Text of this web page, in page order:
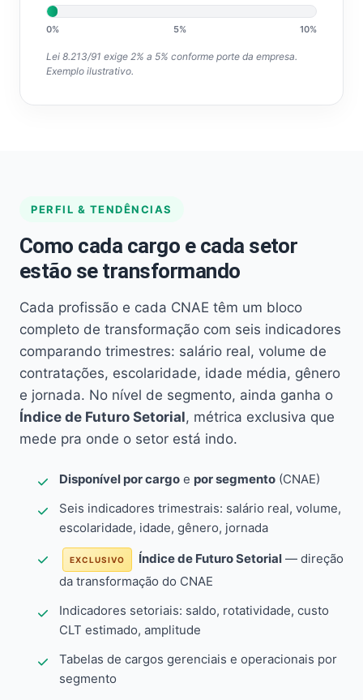
0% 5% 10%
Lei 8.213/91 exige 2% a 5% conforme porte da empresa.
Exemplo ilustrativo.
PERFIL & TENDÊNCIAS
Como cada cargo e cada setor
estão se transformando
Cada profissão e cada CNAE têm um bloco
completo de transformação com seis indicadores
comparando trimestres: salário real, volume de
contratações, escolaridade, idade média, gênero
e jornada. No nível de segmento, ainda ganha o
Índice de Futuro Setorial, métrica exclusiva que
mede pra onde o setor está indo.
Disponível por cargo e por segmento (CNAE)
Seis indicadores trimestrais: salário real, volume,
escolaridade, idade, gênero, jornada
EXCLUSIVO Índice de Futuro Setorial — direção
da transformação do CNAE
Indicadores setoriais: saldo, rotatividade, custo
CLT estimado, amplitude
Tabelas de cargos gerenciais e operacionais por
segmento